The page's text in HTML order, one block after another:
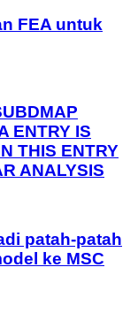
FEA untuk
ENTRY IS
THIS ENTRY
ANALYSIS
patah-patah
ke MSC